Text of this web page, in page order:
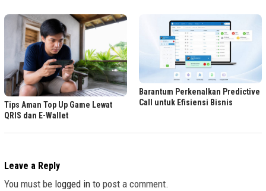
Tips Aman Top Up Game Lewat
QRIS dan E-Wallet
Barantum Perkenalkan Predictive
Call untuk Efisiensi Bisnis
Leave a Reply
You must be logged in to post a comment.